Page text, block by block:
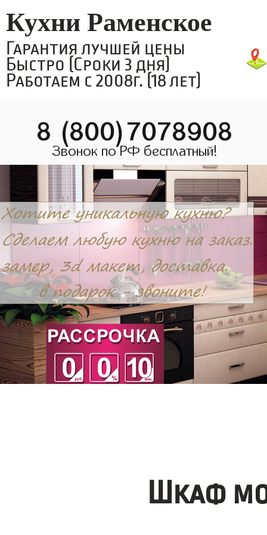
Кухни Раменское
Гарантия лучшей цены
Быстро (Сроки 3 дня)
Работаем с 2008г. (18 лет)
8 (800)7078908
Звонок по РФ бесплатный!
Шкаф